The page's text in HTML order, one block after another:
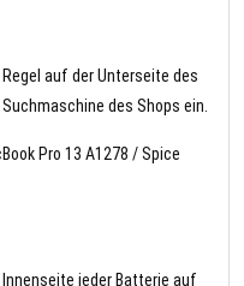
auf der Unterseite des
des Shops ein.
Pro 13 A1278 / Spice
jeder Batterie auf